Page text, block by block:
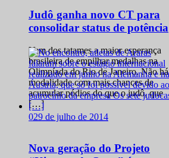
Judô ganha novo CT para
consolidar status de potência
Vem dos tatames a maior esperança
brasileira de empilhar medalhas na
Olimpíada do Rio de Janeiro. Não há
modalidade com mais chances de
acumular pódios do que o judô, que
[…]
029 de julho de 2014
Nova geração do Projeto